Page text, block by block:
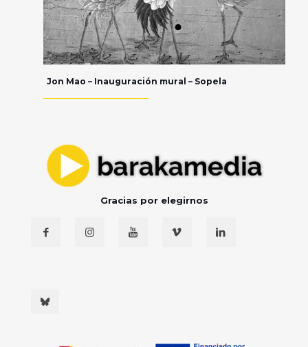
Jon Mao – Inauguración mural – Sopela
Gracias por elegirnos